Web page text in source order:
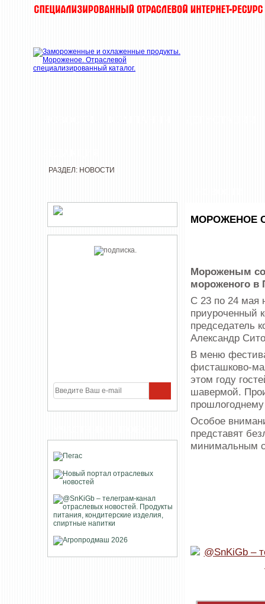
РАЗДЕЛ: НОВОСТИ
МОРОЖЕНОЕ
Мороженым со
мороженого в
С 23 по 24 мая
приуроченный
председатель
Александр
В меню
этом году
шавермой.
Особое
представят
минимальным